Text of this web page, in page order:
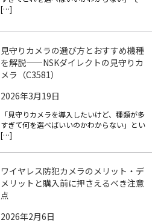
[…]
見守りカメラの選び方とおすすめ機種
を解説——NSKダイレクトの見守りカ
メラ（C3581）
2026年3月19日
「見守りカメラを導入したいけど、種類が多
すぎて何を選べばいいのかわからない」とい
[…]
ワイヤレス防犯カメラのメリット・デ
メリットと購入前に押さえるべき注意
点
2026年2月6日